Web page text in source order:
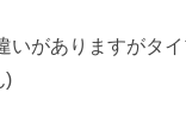
いがありますがタ
)